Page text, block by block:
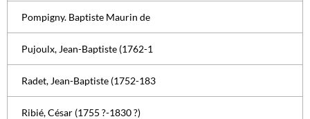
Pompigny. Baptiste Maurin de
Pujoulx, Jean-Baptiste (1762-1
Radet, Jean-Baptiste (1752-183
Ribié, César (1755 ?-1830 ?)